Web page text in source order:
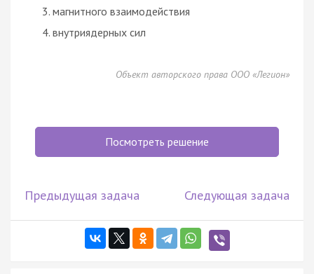
магнитного взаимодействия
внутриядерных сил
Объект авторского права ООО «Легион»
Посмотреть решение
Предыдущая задача Следующая задача